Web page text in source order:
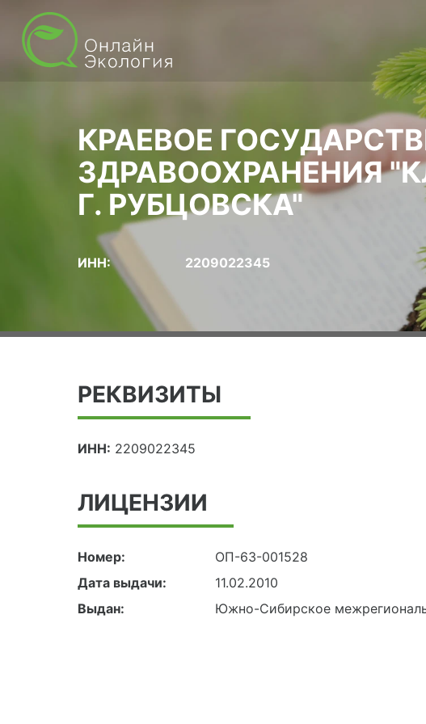
КРАЕВОЕ
ЗДРАВООХРАНЕНИЯ
Г. РУБЦОВСКА"
ИНН: 2209022345
РЕКВИЗИТЫ
ИНН: 2209022345
ЛИЦЕНЗИИ
Номер:
ОП-63-001528
Дата выдачи:
11.02.2010
Выдан:
Южно-Сибирское